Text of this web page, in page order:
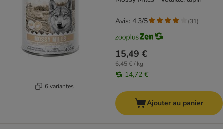
6 variantes
15,49 €
6,45 € / kg
14,72 €
Avis: 4.3/5 (31)
Ajouter au panier